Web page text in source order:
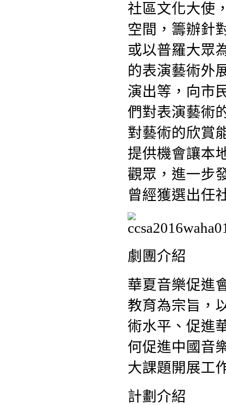
社區文化大使
空間，籌辦針
或以普羅大眾
的表演藝術外
演出等，向市
們對表演藝術
對藝術的欣賞
提供機會讓本
觀眾，進一步
曾經獲選出任
劇團介紹
華夏音樂促進
教育為宗旨，
術水平、促進
何促進中國音
大課題開展工
計劃介紹